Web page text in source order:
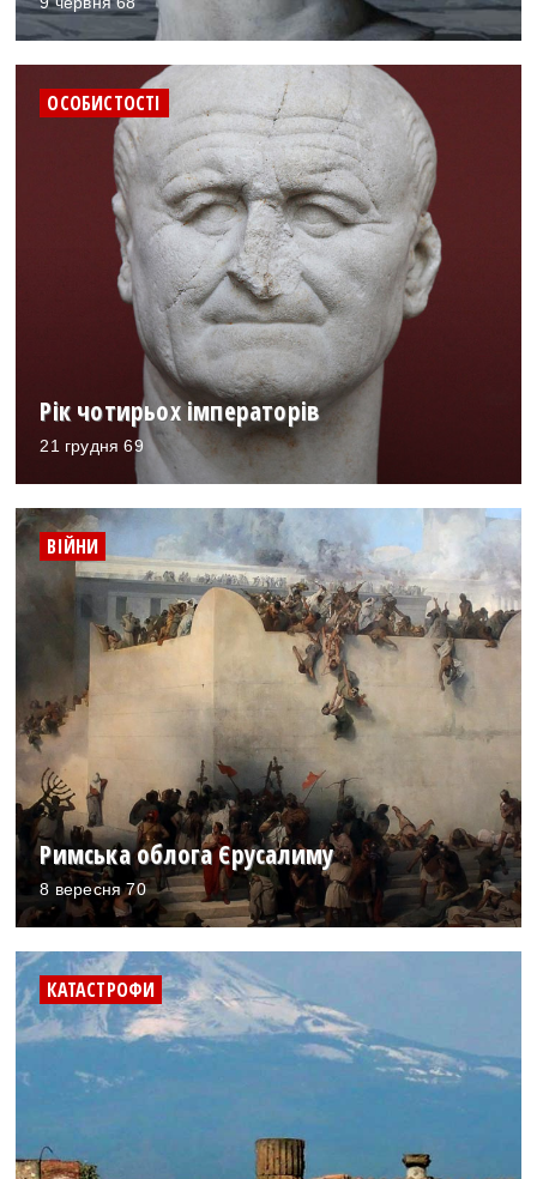
ОСОБИСТОСТІ
Рік чотирьох імператорів
21 грудня 69
ВІЙНИ
Римська облога Єрусалиму
8 вересня 70
КАТАСТРОФИ